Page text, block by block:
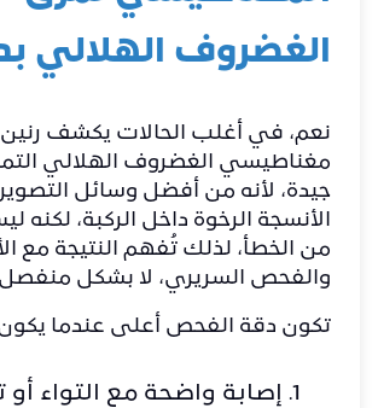
الغضروف الهلالي
نعم، في أغلب الحالات يكشف رنين
مغناطيسي الغضروف الهلالي
جيدة، لأنه من أفضل وسائل
الأنسجة الرخوة داخل الركبة،
من الخطأ، لذلك تُفهم النتيجة مع
والفحص السريري، لا بشكل
تكون دقة الفحص أعلى عندما
إصابة واضحة مع التواء أو